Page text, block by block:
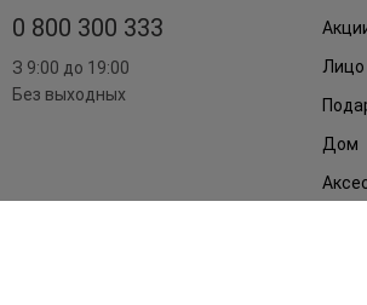
0 800 300 333
З 9:00 до 19:00
Без выходных
Лицо
Дом